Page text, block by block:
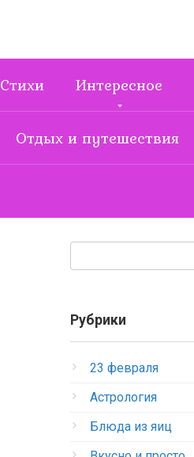
Стихи Интересное
Отдых и путешествия
Рубрики
23 февраля
Астрология
Блюда из яиц